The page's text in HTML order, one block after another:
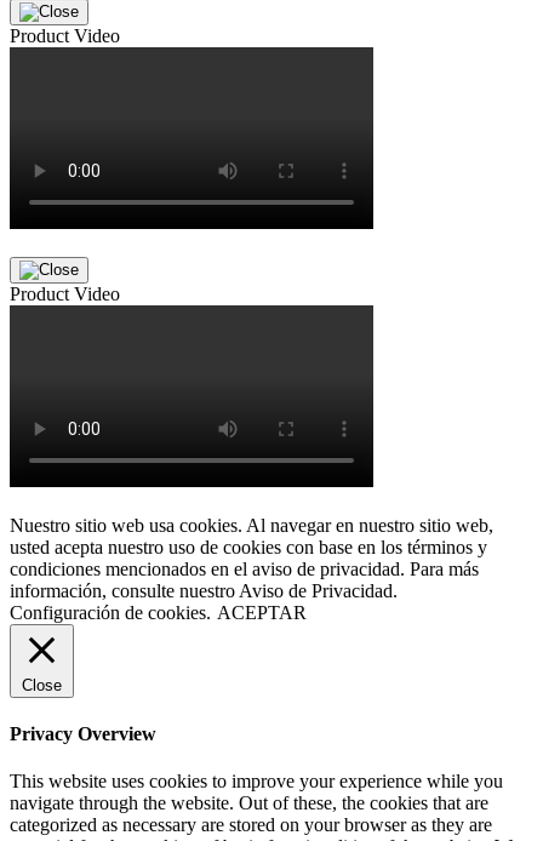
Product Video
Product Video
Nuestro sitio web usa cookies. Al navegar en nuestro sitio web,
usted acepta nuestro uso de cookies con base en los términos y
condiciones mencionados en el aviso de privacidad. Para más
información, consulte nuestro Aviso de Privacidad.
Configuración de cookies. ACEPTAR
Close
Privacy Overview
This website uses cookies to improve your experience while you
navigate through the website. Out of these, the cookies that are
categorized as necessary are stored on your browser as they are